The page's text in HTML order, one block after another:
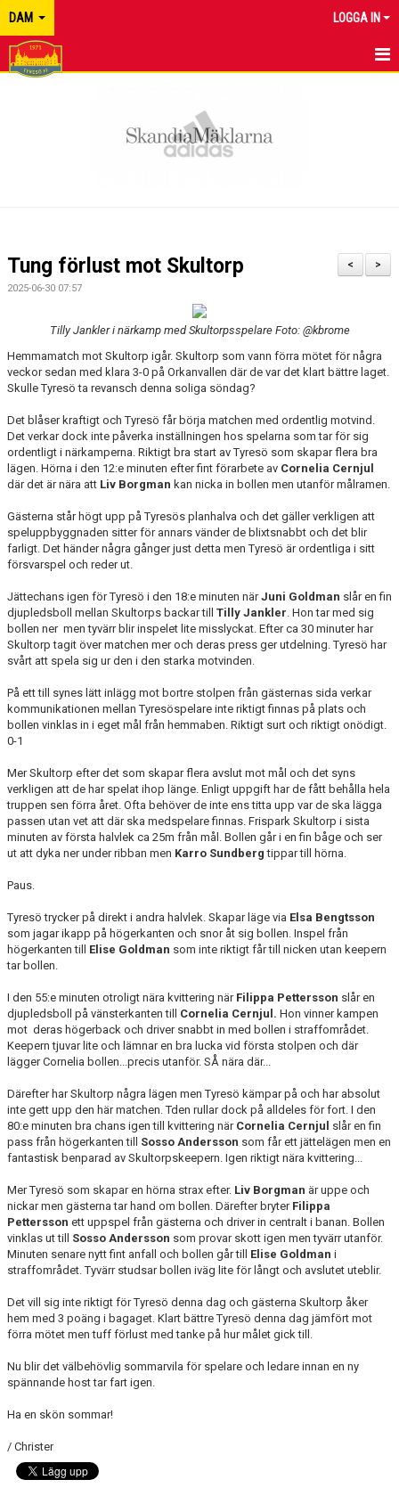
DAM LOGGA IN
BILDGALLERI
KONTAKT
>
<
Tung förlust mot Skultorp
2025-06-30 07:57
Tilly Jankler i närkamp med Skultorpsspelare Foto: @kbrome
Hemmamatch mot Skultorp igår. Skultorp som vann förra mötet för några
veckor sedan med klara 3-0 på Orkanvallen där de var det klart bättre laget.
Skulle Tyresö ta revansch denna soliga söndag?
Det blåser kraftigt och Tyresö får börja matchen med ordentlig motvind.
Det verkar dock inte påverka inställningen hos spelarna som tar för sig
ordentligt i närkamperna. Riktigt bra start av Tyresö som skapar flera bra
lägen. Hörna i den 12:e minuten efter fint förarbete av Cornelia Cernjul
där det är nära att Liv Borgman kan nicka in bollen men utanför målramen.
Gästerna står högt upp på Tyresös planhalva och det gäller verkligen att
speluppbyggnaden sitter för annars vänder de blixtsnabbt och det blir
farligt. Det händer några gånger just detta men Tyresö är ordentliga i sitt
försvarspel och reder ut.
Jättechans igen för Tyresö i den 18:e minuten närJuni Goldman slår en fin
djupledsboll mellan Skultorps backar till Tilly Jankler. Hon tar med sig
bollen ner men tyvärr blir inspelet lite misslyckat. Efter ca 30 minuter har
Skultorp tagit över matchen mer och deras press ger utdelning. Tyresö har
svårt att spela sig ur den i den starka motvinden.
På ett till synes lätt inlägg mot bortre stolpen från gästernas sida verkar
kommunikationen mellan Tyresöspelare inte riktigt finnas på plats och
bollen vinklas in i eget mål från hemmaben. Riktigt surt och riktigt onödigt.
0-1
Mer Skultorp efter det som skapar flera avslut mot mål och det syns
verkligen att de har spelat ihop länge. Enligt uppgift har de fått behålla hela
truppen sen förra året. Ofta behöver de inte ens titta upp var de ska lägga
passen utan vet att där ska medspelare finnas. Frispark Skultorp i sista
minuten av första halvlek ca 25m från mål. Bollen går i en fin båge och ser
ut att dyka ner under ribban men Karro Sundberg tippar till hörna.
Paus.
Tyresö trycker på direkt i andra halvlek. Skapar läge via Elsa Bengtsson
som jagar ikapp på högerkanten och snor åt sig bollen. Inspel från
högerkanten till Elise Goldman som inte riktigt får till nicken utan keepern
tar bollen.
I den 55:e minuten otroligt nära kvittering när Filippa Pettersson slår en
djupledsboll på vänsterkanten till Cornelia Cernjul. Hon vinner kampen
mot deras högerback och driver snabbt in med bollen i straffområdet.
Keepern tjuvar lite och lämnar en bra lucka vid första stolpen och där
lägger Cornelia bollen...precis utanför. SÅ nära där...
Därefter har Skultorp några lägen men Tyresö kämpar på och har absolut
inte gett upp den här matchen. Tden rullar dock på alldeles för fort. I den
80:e minuten bra chans igen till kvittering när Cornelia Cernjul slår en fin
pass från högerkanten till Sosso Andersson som får ett jättelägen men en
fantastisk benparad av Skultorpskeepern. Igen riktigt nära kvittering...
Mer Tyresö som skapar en hörna strax efter. Liv Borgman är uppe och
nickar men gästerna tar hand om bollen. Därefter bryter Filippa
Pettersson ett uppspel från gästerna och driver in centralt i banan. Bollen
vinklas ut till Sosso Andersson som provar skott igen men tyvärr utanför.
Minuten senare nytt fint anfall och bollen går till Elise Goldman i
straffområdet. Tyvärr studsar bollen iväg lite för långt och avslutet uteblir.
Det vill sig inte riktigt för Tyresö denna dag och gästerna Skultorp åker
hem med 3 poäng i bagaget. Klart bättre Tyresö denna dag jämfört mot
förra mötet men tuff förlust med tanke på hur målet gick till.
Nu blir det välbehövlig sommarvila för spelare och ledare innan en ny
spännande host tar fart igen.
Ha en skön sommar!
/ Christer